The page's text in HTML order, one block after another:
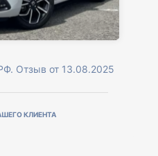
Отзыв от 13.08.2025
КЛИЕНТА